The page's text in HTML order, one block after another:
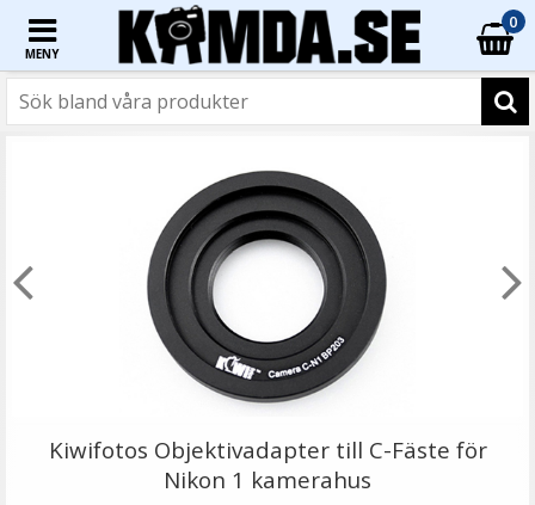
MENY
0
Kiwifotos Objektivadapter till Canon EF för Pentax Q
Kiwifotos Objektivadapter till C-Fäste för
Nikon 1 kamerahus